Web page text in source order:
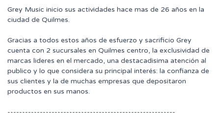
Grey Music inicio sus actividades hace mas de 26 años en la
ciudad de Quilmes.
Gracias a todos estos años de esfuerzo y sacrificio Grey
cuenta con 2 sucursales en Quilmes centro, la exclusividad de
marcas lideres en el mercado, una destacadisima atención al
publico y lo que considera su principal interés: la confianza de
sus clientes y la de muchas empresas que depositaron
productos en sus manos.
---------------------------------------------------------